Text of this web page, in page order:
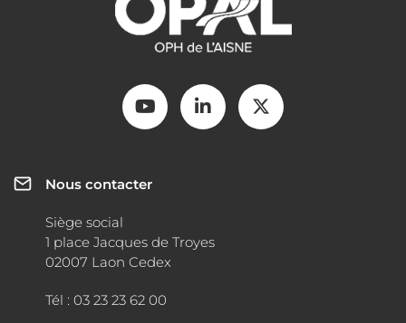
Nous contacter
Siège social
1 place Jacques de Troyes
02007 Laon Cedex
Tél : 03 23 23 62 00